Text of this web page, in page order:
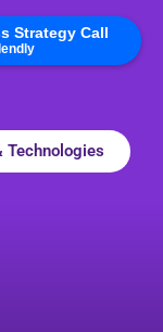
Strategy Call
Technologies